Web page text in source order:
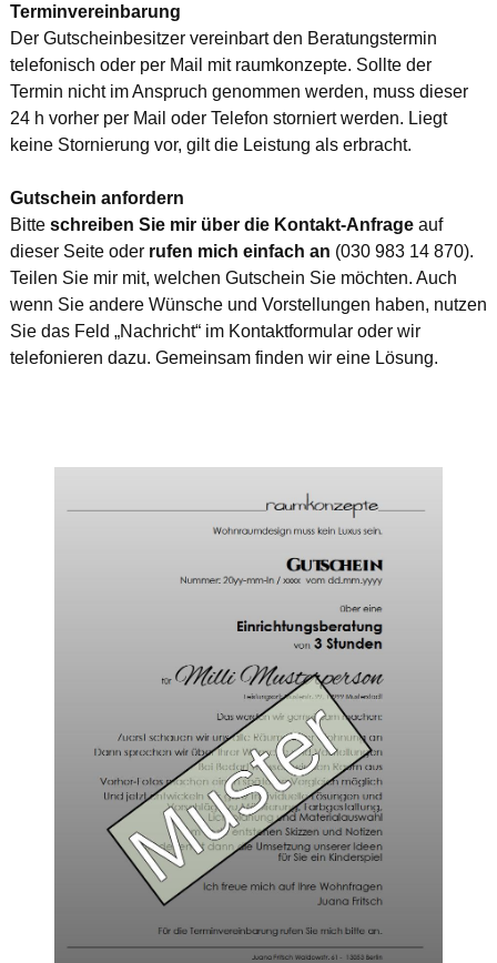
Terminvereinbarung
Der Gutscheinbesitzer vereinbart den Beratungstermin
telefonisch oder per Mail mit raumkonzepte. Sollte der
Termin nicht im Anspruch genommen werden, muss dieser
24 h vorher per Mail oder Telefon storniert werden. Liegt
keine Stornierung vor, gilt die Leistung als erbracht.
Gutschein anfordern
Bitte schreiben Sie mir über die Kontakt-Anfrage auf
dieser Seite oder rufen mich einfach an (030 983 14 870).
Teilen Sie mir mit, welchen Gutschein Sie möchten. Auch
wenn Sie andere Wünsche und Vorstellungen haben, nutzen
Sie das Feld „Nachricht“ im Kontaktformular oder wir
telefonieren dazu. Gemeinsam finden wir eine Lösung.